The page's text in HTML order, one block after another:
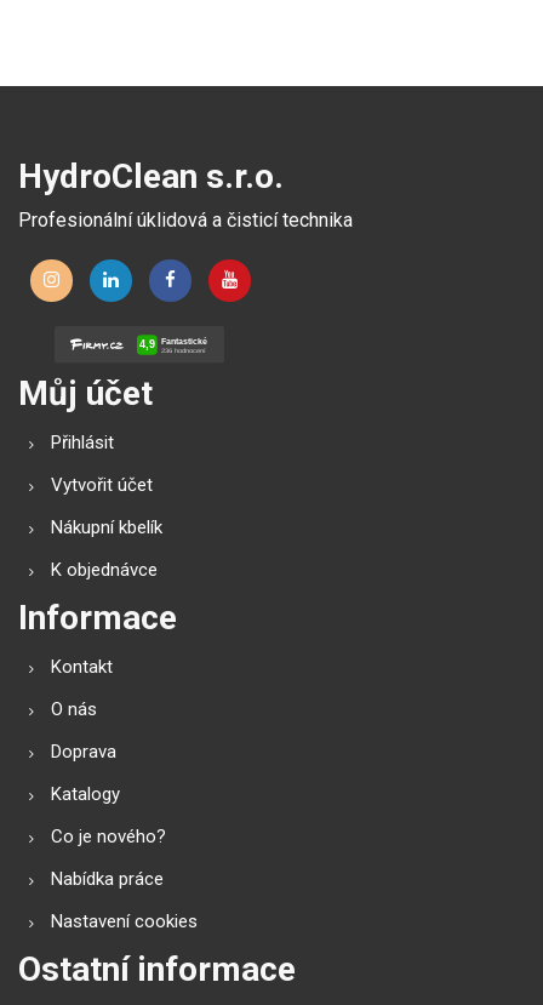
HydroClean s.r.o.
Profesionální úklidová a čisticí technika
Můj účet
Přihlásit
Vytvořit účet
Nákupní kbelík
K objednávce
Informace
Kontakt
O nás
Doprava
Katalogy
Co je nového?
Nabídka práce
Nastavení cookies
Ostatní informace